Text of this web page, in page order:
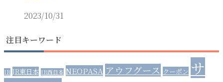
2023/10/31
注目キーワード
JR JR東日本 JR西日本 NEOPASA アウフグース クーポン サ